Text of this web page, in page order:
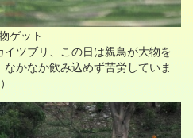
ゲット
ツブリ、この日は親鳥が大物を
かなか飲み込めず苦労していま